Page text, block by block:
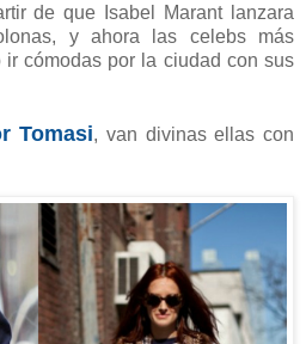
de que Isabel Marant lanzara
y ahora las celebs más
cómodas por la ciudad con sus
Tomasi, van divinas ellas con